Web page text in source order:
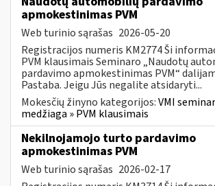
apmokestinimas PVM
Web turinio sąrašas 2026-05-20
Registracijos numeris KM2774 Ši
PVM klausimais Seminaro „Naudotų
pardavimo apmokestinimas PVM“
Pastaba. Jeigu Jūs negalite atsidaryti...
Mokesčių žinyno kategorijos:VMI
medžiaga » PVM klausimais
Nekilnojamojo turto pardavimo
apmokestinimas PVM
Web turinio sąrašas 2026-02-17